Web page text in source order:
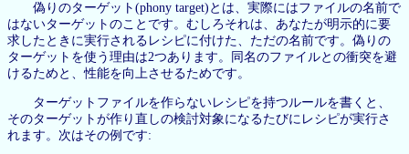
偽りのターゲット(phony target)とは、実際にはファイルの名前で
はないターゲットのことです。むしろそれは、あなたが明示的に要
求したときに実行されるレシピに付けた、ただの名前です。偽りの
ターゲットを使う理由は2つあります。同名のファイルとの衝突を避
けるためと、性能を向上させるためです。
ターゲットファイルを作らないレシピを持つルールを書くと、
そのターゲットが作り直しの検討対象になるたびにレシピが実行さ
れます。次はその例です: